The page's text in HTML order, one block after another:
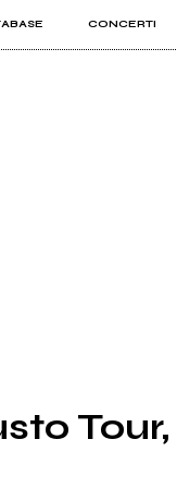
CONCERTI
PRO